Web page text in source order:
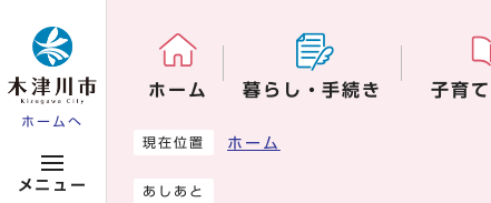
ホームへ
メニュー
ホーム 暮らし・手続き 子育
ここから本文です
現在位置 ホーム
あしあと